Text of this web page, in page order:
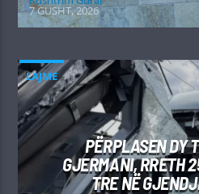
7 GUSHT, 2026
LAJME
PËRPLASEN DY
GJERMANI, RRETH
TRE NË